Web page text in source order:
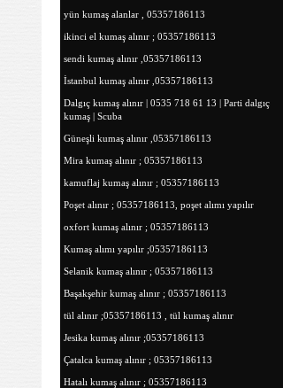
yün kumaş alanlar , 05357186113
ikinci el kumaş alınır ; 05357186113
sendi kumaş alınır ,05357186113
İstanbul kumaş alınır ,05357186113
Dalgıç kumaş alınır | 0535 718 61 13 | Parti dalgıç
kumaş | Scuba
Güneşli kumaş alınır ,05357186113
Mira kumaş alınır ; 05357186113
kamuflaj kumaş alınır ; 05357186113
Poşet alınır ; 05357186113, poşet alımı yapılır
oxfort kumaş alınır ; 05357186113
Kumaş alımı yapılır ;05357186113
Selanik kumaş alınır ; 05357186113
Başakşehir kumaş alınır ; 05357186113
tül alınır ;05357186113 , tül kumaş alınır
Jesika kumaş alınır ;05357186113
Çatalca kumaş alınır ; 05357186113
Hatalı kumaş alınır ; 05357186113